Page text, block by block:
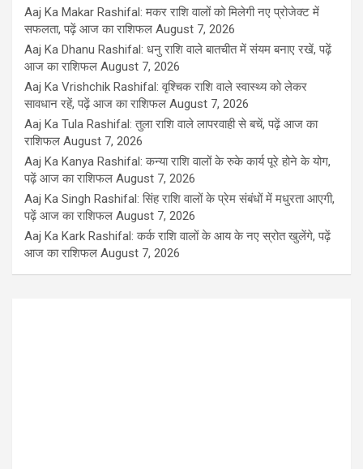
Aaj Ka Makar Rashifal: मकर राशि वालों को मिलेगी नए प्रोजेक्ट में
सफलता, पढ़ें आज का राशिफल August 7, 2026
Aaj Ka Dhanu Rashifal: धनु राशि वाले बातचीत में संयम बनाए रखें, पढ़ें
आज का राशिफल August 7, 2026
Aaj Ka Vrishchik Rashifal: वृश्चिक राशि वाले स्वास्थ्य को लेकर
सावधान रहें, पढ़ें आज का राशिफल August 7, 2026
Aaj Ka Tula Rashifal: तुला राशि वाले लापरवाही से बचें, पढ़ें आज का
राशिफल August 7, 2026
Aaj Ka Kanya Rashifal: कन्या राशि वालों के रुके कार्य पूरे होने के योग,
पढ़ें आज का राशिफल August 7, 2026
Aaj Ka Singh Rashifal: सिंह राशि वालों के प्रेम संबंधों में मधुरता आएगी,
पढ़ें आज का राशिफल August 7, 2026
Aaj Ka Kark Rashifal: कर्क राशि वालों के आय के नए स्रोत खुलेंगे, पढ़ें
आज का राशिफल August 7, 2026